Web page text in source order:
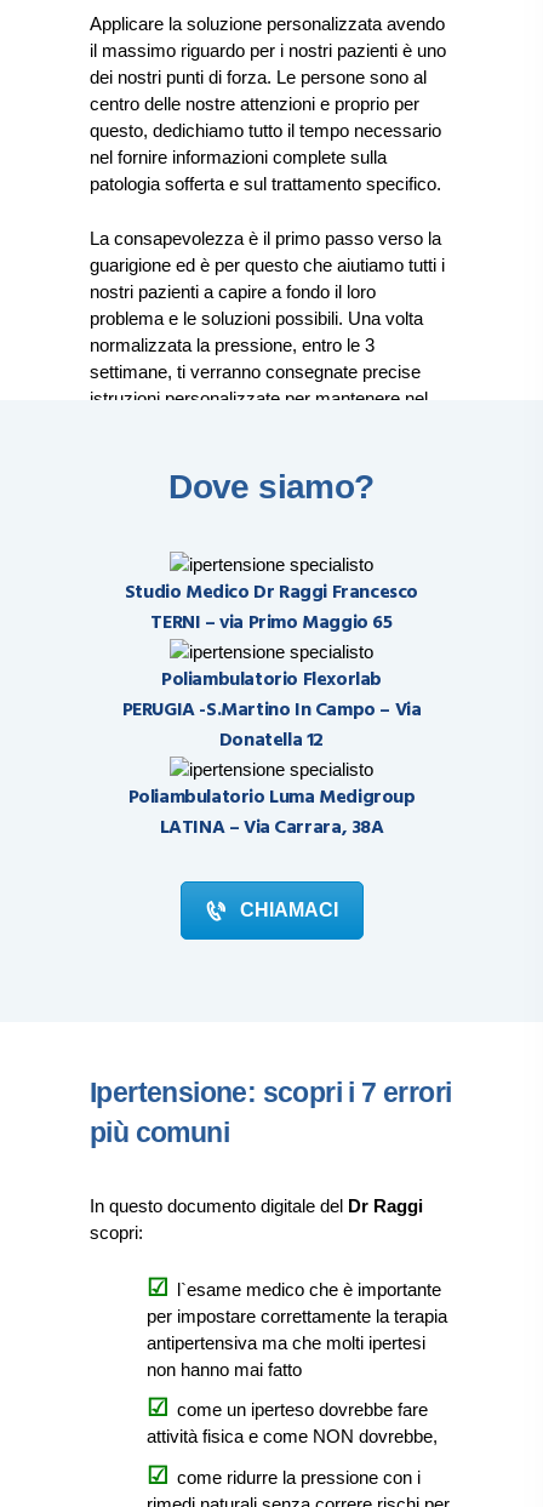
Applicare la soluzione personalizzata avendo
il massimo riguardo per i nostri pazienti è uno
dei nostri punti di forza. Le persone sono al
centro delle nostre attenzioni e proprio per
questo, dedichiamo tutto il tempo necessario
nel fornire informazioni complete sulla
patologia sofferta e sul trattamento specifico.
La consapevolezza è il primo passo verso la
guarigione ed è per questo che aiutiamo tutti i
nostri pazienti a capire a fondo il loro
problema e le soluzioni possibili. Una volta
normalizzata la pressione, entro le 3
settimane, ti verranno consegnate precise
istruzioni personalizzate per mantenere nel
Dove siamo?
Studio Medico Dr Raggi Francesco
TERNI – via Primo Maggio 65
Poliambulatorio Flexorlab
PERUGIA -S.Martino In Campo – Via
Donatella 12
Poliambulatorio Luma Medigroup
LATINA – Via Carrara, 38A
CHIAMACI
Ipertensione: scopri i 7 errori
più comuni
In questo documento digitale del Dr Raggi
scopri:
l`esame medico che è importante
per impostare correttamente la terapia
antipertensiva ma che molti ipertesi
non hanno mai fatto
come un iperteso dovrebbe fare
attività fisica e come NON dovrebbe,
come ridurre la pressione con i